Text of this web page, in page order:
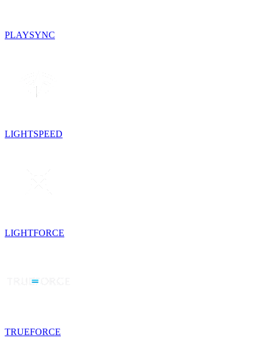
PLAYSYNC
LIGHTSPEED
LIGHTFORCE
TRUEFORCE